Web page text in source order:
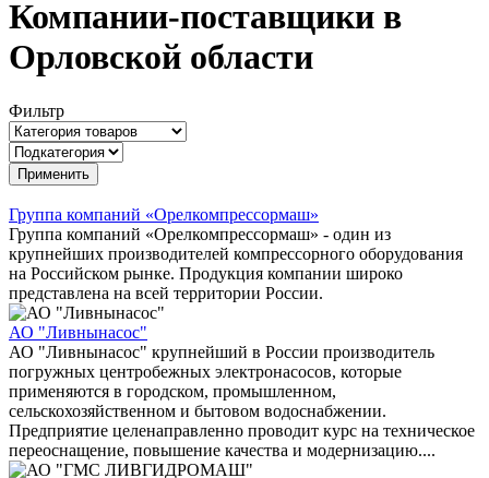
Компании-поставщики в
Орловской области
Фильтр
Группа компаний «Орелкомпрессормаш»
Группа компаний «Орелкомпрессормаш» - один из
крупнейших производителей компрессорного оборудования
на Российском рынке. Продукция компании широко
представлена на всей территории России.
АО "Ливнынасос"
АО "Ливнынасос" крупнейший в России производитель
погружных центробежных электронасосов, которые
применяются в городском, промышленном,
сельскохозяйственном и бытовом водоснабжении.
Предприятие целенаправленно проводит курс на техническое
переоснащение, повышение качества и модернизацию....